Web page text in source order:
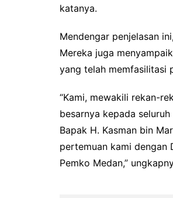
katanya.
Mendengar penjelasan
Mereka juga
yang telah memfasilitasi
“Kami, mewakili rekan-
besarnya kepada
Bapak H. Kasman bin
pertemuan kami dengan
Pemko Medan,”